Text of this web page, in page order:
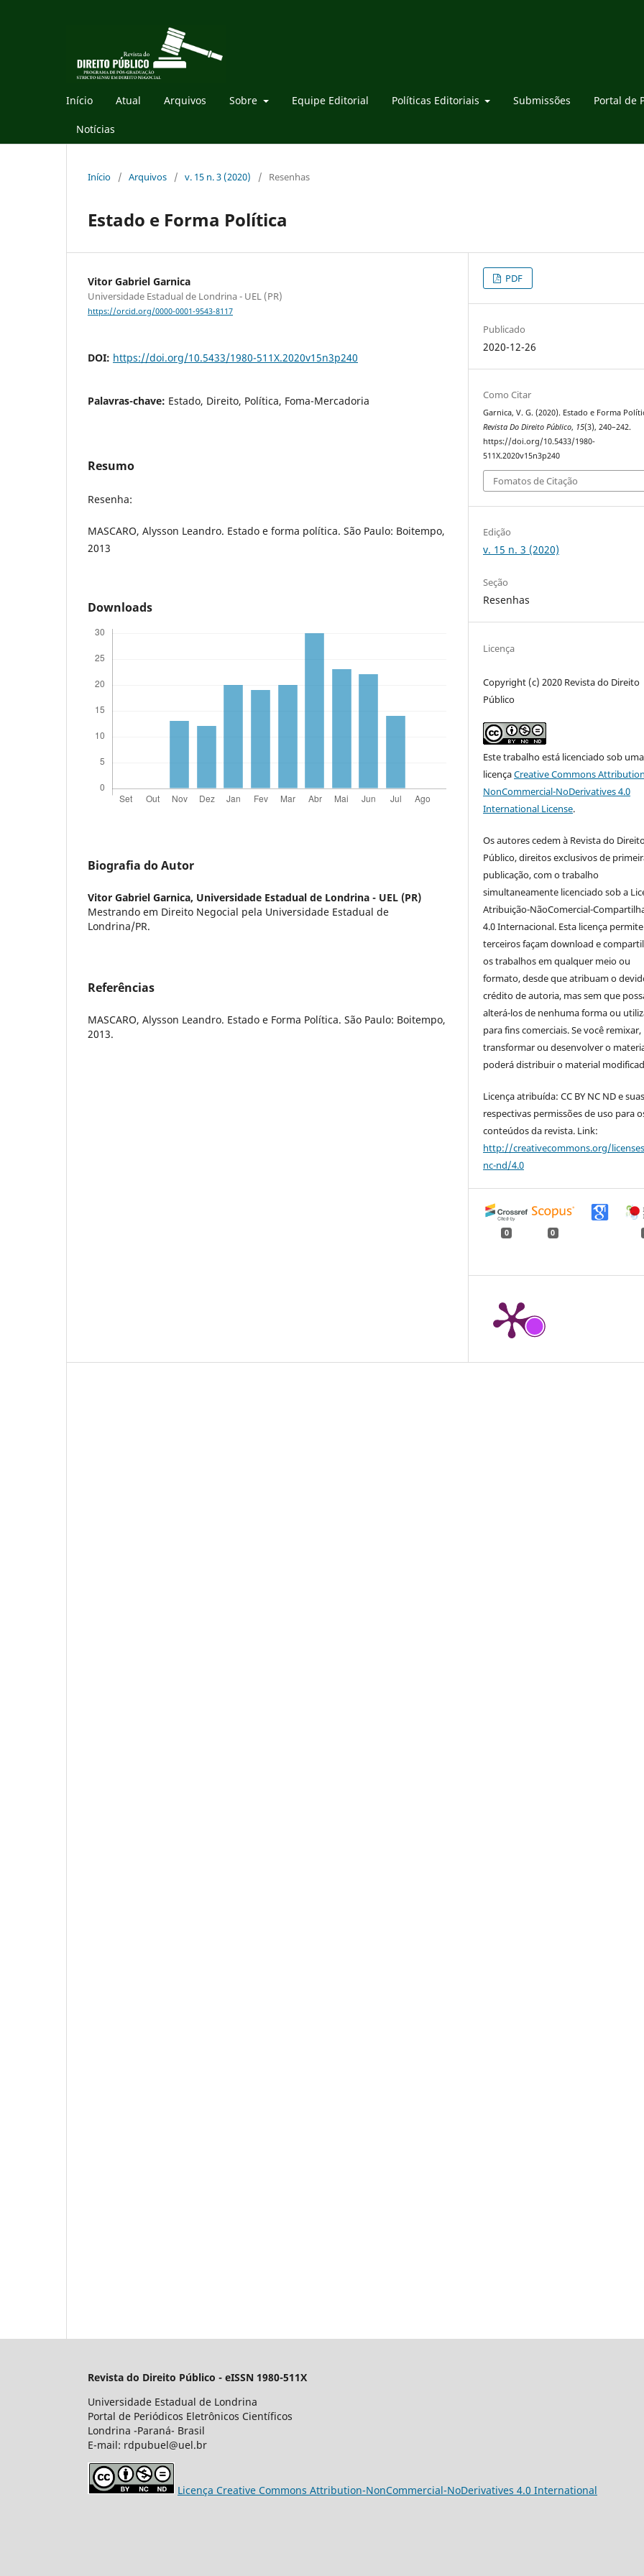
Início Atual Arquivos Sobre Equipe Editorial Políticas Editoriais Submissões Portal de
Notícias
Início / Arquivos / v. 15 n. 3 (2020) / Resenhas
Estado e Forma Política
Vitor Gabriel Garnica
Universidade Estadual de Londrina - UEL (PR)
https://orcid.org/0000-0001-9543-8117
DOI: https://doi.org/10.5433/1980-511X.2020v15n3p240
Palavras-chave: Estado, Direito, Política, Foma-Mercadoria
Resumo
Resenha:
MASCARO, Alysson Leandro. Estado e forma política. São Paulo: Boitempo,
2013
Downloads
Biografia do Autor
Vitor Gabriel Garnica, Universidade Estadual de Londrina - UEL (PR)
Mestrando em Direito Negocial pela Universidade Estadual de
Londrina/PR.
Referências
MASCARO, Alysson Leandro. Estado e Forma Política. São Paulo: Boitempo,
2013.
PDF
Publicado
2020-12-26
Como Citar
Garnica, V. G. (2020). Estado e Forma
Revista Do Direito Público, 15(3), 240–242.
https://doi.org/10.5433/1980-
511X.2020v15n3p240
Fomatos de Citação
Edição
v. 15 n. 3 (2020)
Seção
Resenhas
Licença
Copyright (c) 2020 Revista do Direito
Público
Este trabalho está licenciado sob uma
licençaCreative Commons
NonCommercial-NoDerivatives 4.0
International License.
Os autores cedem à Revista do
Público, direitos exclusivos de
publicação, com o trabalho
simultaneamente licenciado sob a
Atribuição-NãoComercial-
4.0 Internacional. Esta licença
terceiros façam download e
os trabalhos em qualquer meio ou
formato, desde que atribuam o
crédito de autoria, mas sem que
alterá-los de nenhuma forma ou
para fins comerciais. Se você remixar,
transformar ou desenvolver o
poderá distribuir o material
Licença atribuída: CC BY NC ND e suas
respectivas permissões de uso para
conteúdos da revista. Link:
http://creativecommons.org/
nc-nd/4.0
0 0
Revista do Direito Público - eISSN 1980-511X
Universidade Estadual de Londrina
Portal de Periódicos Eletrônicos Científicos
Londrina -Paraná- Brasil
E-mail: rdpubuel@uel.br
Licença Creative Commons Attribution-NonCommercial-NoDerivatives 4.0 International